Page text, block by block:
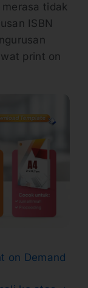
tidak
ISBN
print on
on Demand